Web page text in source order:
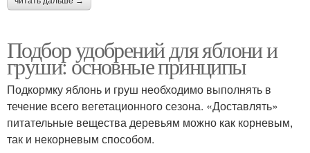
Подбор удобрений для яблони и
груши: основные принципы
Подкормку яблонь и груш необходимо выполнять в
течение всего вегетационного сезона. «Доставлять»
питательные вещества деревьям можно как корневым,
так и некорневым способом.